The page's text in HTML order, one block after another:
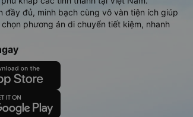
đầy đủ, minh bạch cùng vô vàn tiện ích giúp
phương án di chuyển tiết kiệm, nhanh